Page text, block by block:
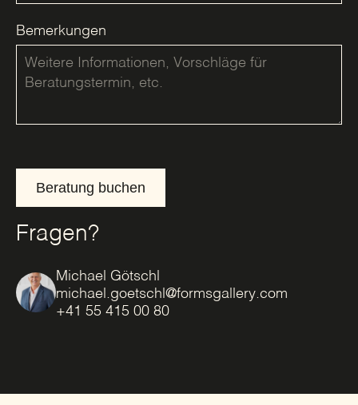
Bemerkungen
Beratung buchen
Fragen?
Michael Götschl
michael.goetschl@formsgallery.com
+41 55 415 00 80